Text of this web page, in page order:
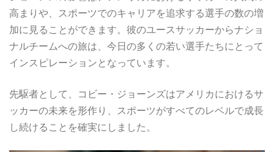
高まりや、スポーツでのキャリアを追求する選手の数の増
加に見ることができます。彼のユースサッカーからナショ
ナルチームへの旅は、今日の多くの若い選手たちにとって
インスピレーションとなっています。
先駆者として、コビー・ジョーンズはアメリカにおけるサ
ッカーの未来を形作り、スポーツがすべてのレベルで成長
し続けることを確実にしました。